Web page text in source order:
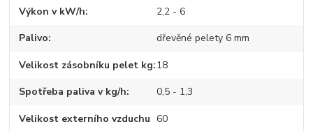
Výkon v kW/h 2,2 - 6
Palivo dřevěné pelety 6 mm
Velikost zásobníku pelet kg 18
Spotřeba paliva v kg/h 0,5 - 1,3
Velikost externího vzduchu 60